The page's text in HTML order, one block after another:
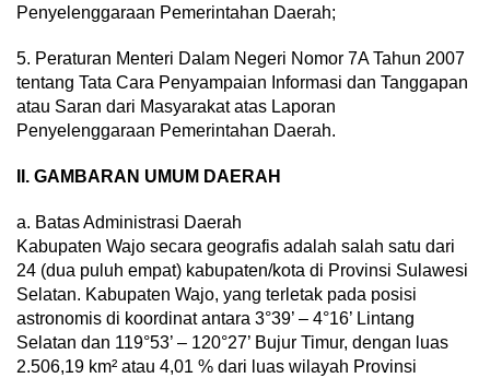
Penyelenggaraan Pemerintahan Daerah;
5. Peraturan Menteri Dalam Negeri Nomor 7A Tahun 2007
tentang Tata Cara Penyampaian Informasi dan Tanggapan
atau Saran dari Masyarakat atas Laporan
Penyelenggaraan Pemerintahan Daerah.
II. GAMBARAN UMUM DAERAH
a. Batas Administrasi Daerah
Kabupaten Wajo secara geografis adalah salah satu dari
24 (dua puluh empat) kabupaten/kota di Provinsi Sulawesi
Selatan. Kabupaten Wajo, yang terletak pada posisi
astronomis di koordinat antara 3°39’ – 4°16’ Lintang
Selatan dan 119°53’ – 120°27’ Bujur Timur, dengan luas
2.506,19 km² atau 4,01 % dari luas wilayah Provinsi